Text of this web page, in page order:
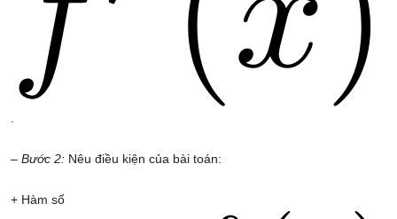
– Bước 2: Nêu điều kiện của bài toán:
+ Hàm số